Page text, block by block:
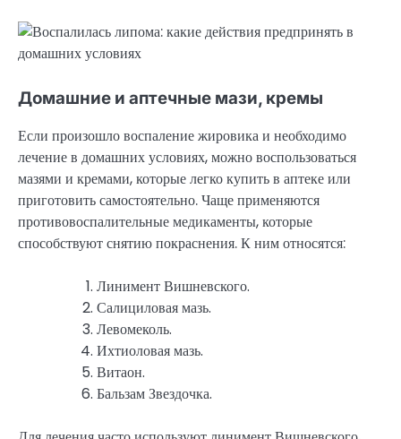
Домашние и аптечные мази, кремы
Если произошло воспаление жировика и необходимо
лечение в домашних условиях, можно воспользоваться
мазями и кремами, которые легко купить в аптеке или
приготовить самостоятельно. Чаще применяются
противовоспалительные медикаменты, которые
способствуют снятию покраснения. К ним относятся:
Линимент Вишневского.
Салициловая мазь.
Левомеколь.
Ихтиоловая мазь.
Витаон.
Бальзам Звездочка.